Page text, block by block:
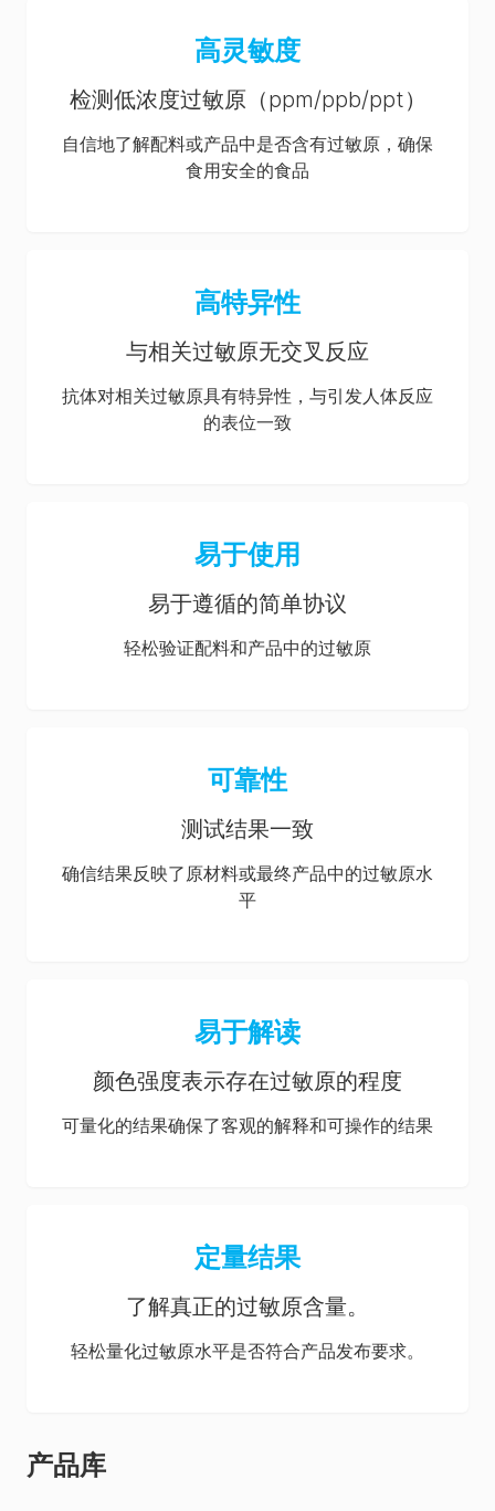
高灵敏度
检测低浓度过敏原（ppm/ppb/ppt）
自信地了解配料或产品中是否含有过敏原，确保
食用安全的食品
高特异性
与相关过敏原无交叉反应
抗体对相关过敏原具有特异性，与引发人体反应
的表位一致
易于使用
易于遵循的简单协议
轻松验证配料和产品中的过敏原
可靠性
测试结果一致
确信结果反映了原材料或最终产品中的过敏原水
平
易于解读
颜色强度表示存在过敏原的程度
可量化的结果确保了客观的解释和可操作的结果
定量结果
了解真正的过敏原含量。
轻松量化过敏原水平是否符合产品发布要求。
产品库